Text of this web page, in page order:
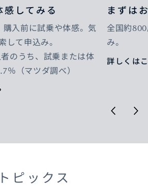
感してみる
購入前に試乗や体感。気
して申込み。
のうち、試乗または体
％（マツダ調べ）
まずは
全国約
み。
詳しくは
トピックス